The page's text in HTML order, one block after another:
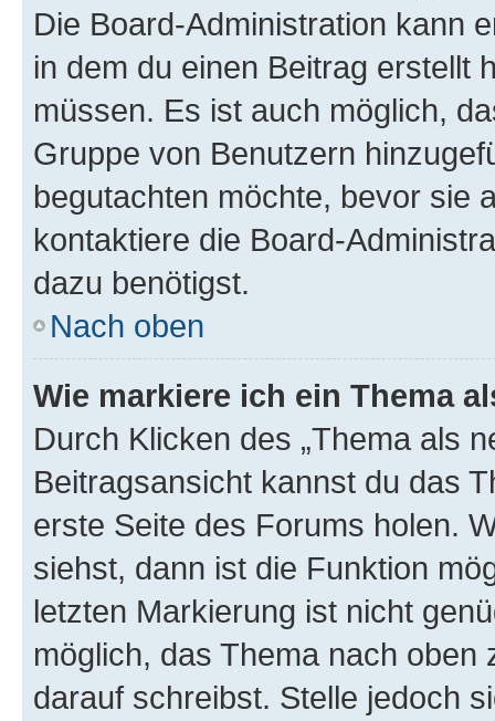
Die Board-Administration kann
in dem du einen Beitrag erstellt
müssen. Es ist auch möglich,
Gruppe von Benutzern
begutachten möchte, bevor sie
kontaktiere die Board-
dazu benötigst.
Nach oben
Wie markiere ich ein Thema
Durch Klicken des „Thema als
Beitragsansicht kannst du das
erste Seite des Forums holen.
siehst, dann ist die Funktion
letzten Markierung ist nicht
möglich, das Thema nach oben
darauf schreibst. Stelle jedoch